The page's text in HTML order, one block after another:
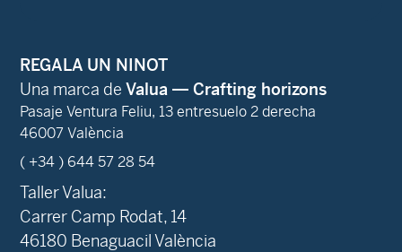
REGALA UN NINOT
Una marca de Valua — Crafting horizons
Pasaje Ventura Feliu, 13 entresuelo 2 derecha
46007 València
( +34 ) 644 57 28 54
Taller Valua:
Carrer Camp Rodat, 14
46180 Benaguacil València